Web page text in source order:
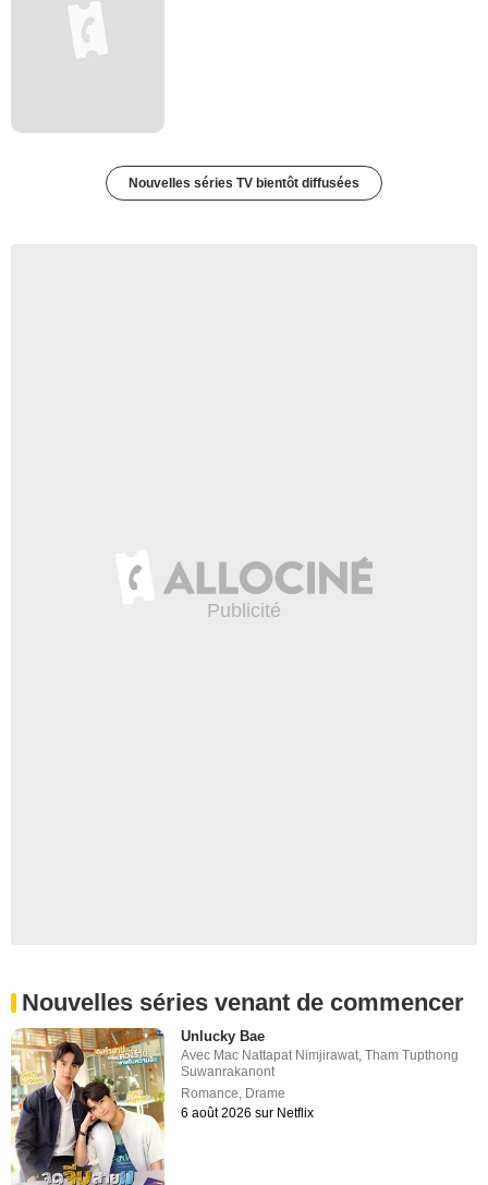
Nouvelles séries TV bientôt diffusées
Nouvelles séries venant de commencer
Unlucky Bae
Avec Mac Nattapat Nimjirawat ,Tham Tupthong
Suwanrakanont
Romance Drame
6 août 2026 sur Netflix